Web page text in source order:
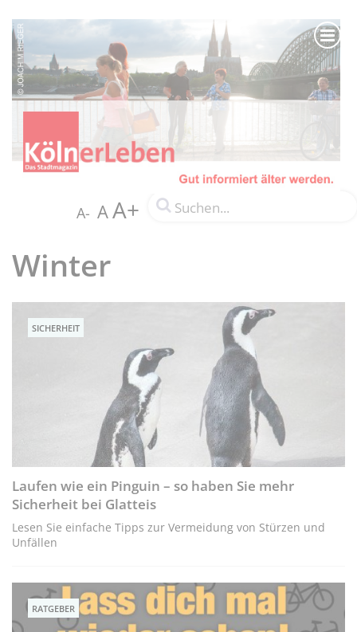
A- AA+
Winter
SICHERHEIT
Laufen wie ein Pinguin – so haben Sie mehr
Sicherheit bei Glatteis
Lesen Sie einfache Tipps zur Vermeidung von Stürzen und
Unfällen
RATGEBER